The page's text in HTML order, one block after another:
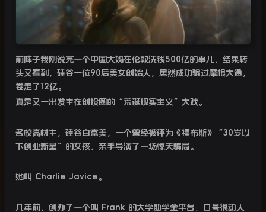
前阵子我刚说完一个中国大妈在伦敦洗钱500亿的事儿，结果转
头又看到，硅谷一位90后美女创始人，居然成功骗过摩根大通，
卷走了 12亿。
真是又一出发生在创投圈的“荒诞现实主义”大戏。
名校高材生，硅谷白富美，一个曾经被评为《福布斯》“30岁以
下创业新星”的女孩，亲手导演了一场惊天骗局。
她叫 Charlie Javice 。
几年前，创办了一个叫 Frank 的大学助学金平台，口号很动人